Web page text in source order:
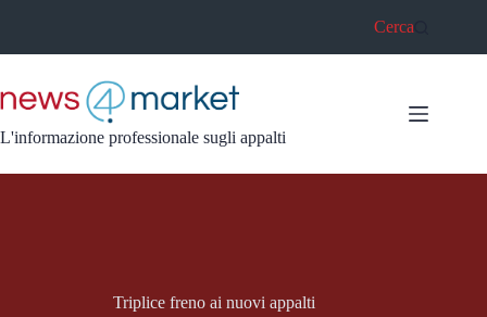
Cerca
L'informazione professionale sugli appalti
Triplice freno ai nuovi appalti